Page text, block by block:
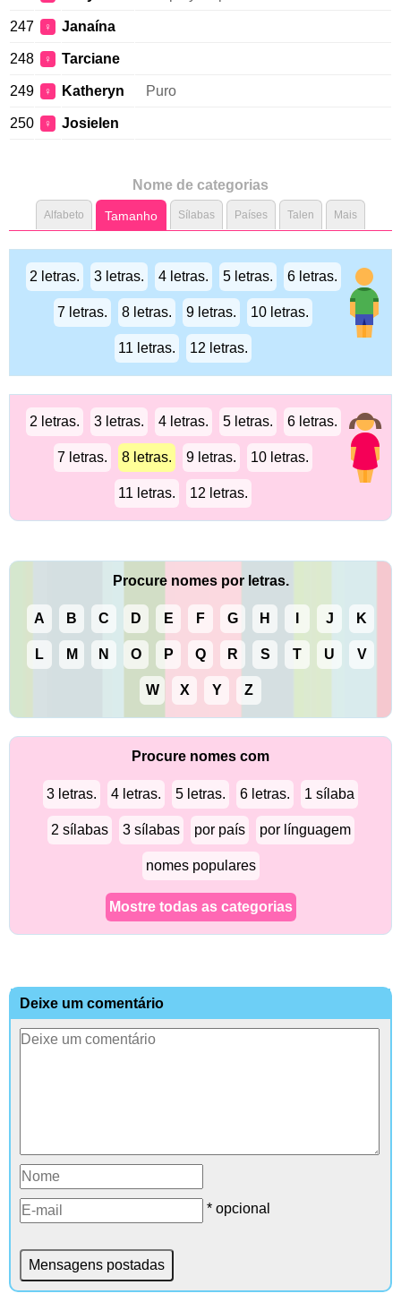
247 ♀ Janaína
248 ♀ Tarciane
249 ♀ Katheryn Puro
250 ♀ Josielen
Nome de categorias
Alfabeto Tamanho Sílabas Países Talen Mais
2 letras. 3 letras. 4 letras. 5 letras. 6 letras.
7 letras. 8 letras. 9 letras. 10 letras.
11 letras. 12 letras.
2 letras. 3 letras. 4 letras. 5 letras. 6 letras.
7 letras. 8 letras. 9 letras. 10 letras.
11 letras. 12 letras.
Procure nomes por letras.
A B C D E F G H J K
L M N O P Q R S T U V
W X Y Z
Procure nomes com
3 letras. 4 letras. 5 letras. 6 letras. 1 sílaba
2 sílabas 3 sílabas por país por línguagem
nomes populares
Mostre todas as categorias
Deixe um comentário
* opcional